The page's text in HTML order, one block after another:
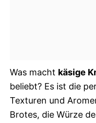
Was macht käsige
beliebt? Es ist die
Texturen und
Brotes, die Würze